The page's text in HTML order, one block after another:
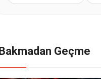
Bakmadan Geçme